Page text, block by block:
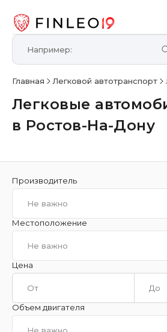
Главная Легковой автотранспорт
Легковые
в Ростов-На-Дону
Производитель
Не важно
Местоположение
Не важно
Цена
Объем двигателя